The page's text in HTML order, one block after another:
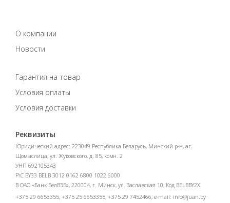
О компании
Новости
Гарантия на товар
Условия оплаты
Условия доставки
Реквизиты
Юридический адрес: 223049 Республика Беларусь, Минский р-н, аг.
Щомыслица, ул. Жуковского, д. 85, комн. 2
УНП 692105343
Р\С BY33 BELB 3012 0162 6800 1022 6000
В ОАО «Банк БелВЭБ», 220004, г. Минск, ул. Заславская 10, Код BELBBY2X
+375 29 6653355, +375 25 6653355, +375 29 7452466, e-mail: info@juan.by